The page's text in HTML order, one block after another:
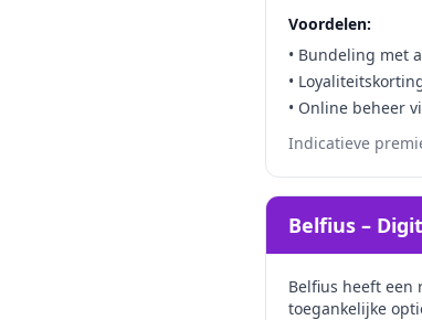
Voordelen:
• Bundeling met
•
• Online beheer
Indicatieve
Belfius –
Belfius heeft een
toegankelijke